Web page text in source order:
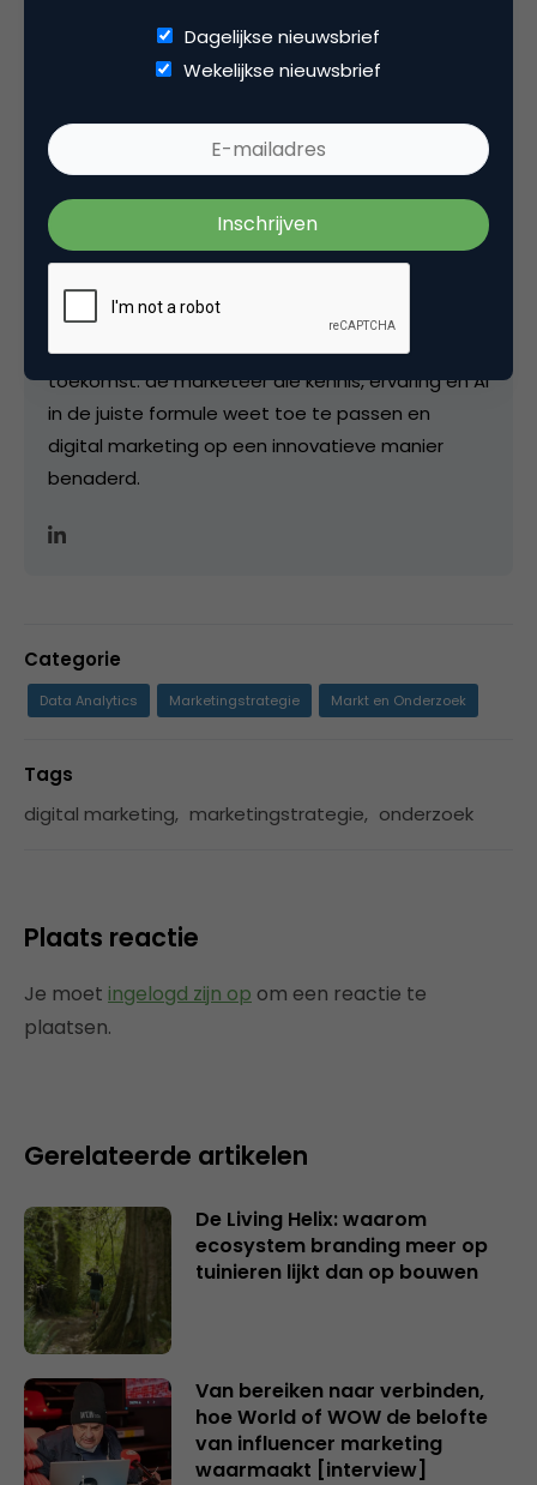
Deel dit artikel
Mitch Voskuilen
Co-Founder & CEO bij
Oprichter van AI Marketingoptimalisatie Software
Billy Grace. Na ruim 10 jaar ervaring in online
marketing is het tijd voor de marketeer van de
toekomst: de marketeer die kennis, ervaring en AI
in de juiste formule weet toe te passen en
digital marketing op een innovatieve manier
benaderd.
Categorie
Data Analytics Marketingstrategie Markt en Onderzoek
Tags
digital marketing, marketingstrategie, onderzoek
Plaats reactie
Je moet ingelogd zijn op om een reactie te
plaatsen.
Gerelateerde artikelen
De Living Helix: waarom
ecosystem branding meer op
tuinieren lijkt dan op bouwen
Van bereiken naar verbinden,
hoe World of WOW de belofte
van influencer marketing
waarmaakt [interview]
Dagelijkse nieuwsbrief
Wekelijkse nieuwsbrief